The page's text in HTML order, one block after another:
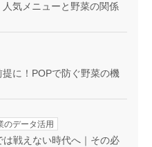
気メニューと野菜の関係
に！POPで防ぐ野菜の機
のデータ活用
戦えない時代へ｜その必